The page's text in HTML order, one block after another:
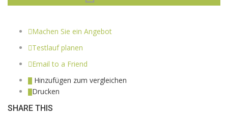
Machen Sie ein Angebot
Testlauf planen
Email to a Friend
Hinzufügen zum vergleichen
Drucken
SHARE THIS